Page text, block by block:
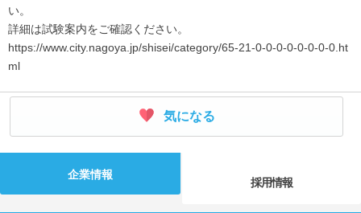
い。
詳細は試験案内をご確認ください。
https://www.city.nagoya.jp/shisei/category/65-21-0-0-0-0-0-0-0-0.ht
ml
気になる
企業情報
採用情報